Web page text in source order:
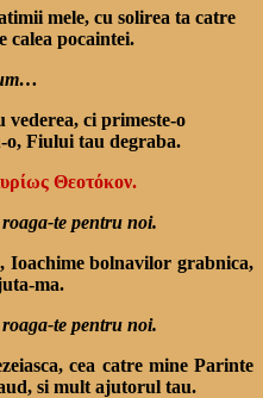
mele, cu solirea ta catre
calea pocaintei.
vederea, ci primeste-o
o, Fiului tau degraba.
Θεοτόκον.
te pentru noi.
Ioachime bolnavilor grabnica,
ma.
te pentru noi.
cea catre mine Parinte
si mult ajutorul tau.